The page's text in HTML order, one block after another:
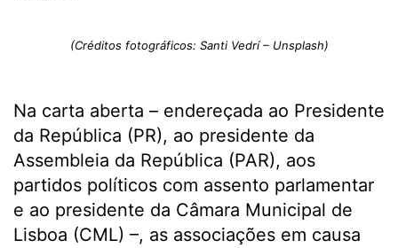
(Créditos fotográficos: Santi Vedrí – Unsplash)
Na carta aberta – endereçada ao Presidente
da República (PR), ao presidente da
Assembleia da República (PAR), aos
partidos políticos com assento parlamentar
e ao presidente da Câmara Municipal de
Lisboa (CML) –, as associações em causa